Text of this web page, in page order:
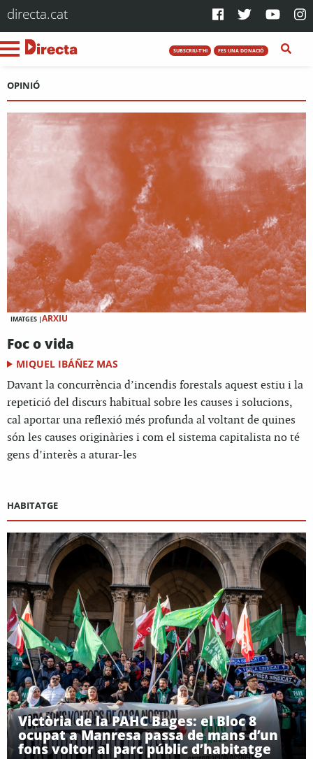
directa.cat
SUBSCRIU-T'HI FES UNA DONACIÓ
OPINIÓ
IMATGES |ARXIU
Foc o vida
MIQUEL IBÁÑEZ MAS
Davant la concurrència d’incendis forestals aquest estiu i la
repetició del discurs habitual sobre les causes i solucions,
cal aportar una reflexió més profunda al voltant de quines
són les causes originàries i com el sistema capitalista no té
gens d’interès a aturar-les
HABITATGE
Victòria de la PAHC Bages: el Bloc 8
ocupat a Manresa passa de mans d’un
fons voltor al parc públic d’habitatge